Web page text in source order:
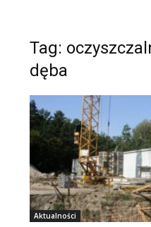
Tag:
dęba
Aktualności